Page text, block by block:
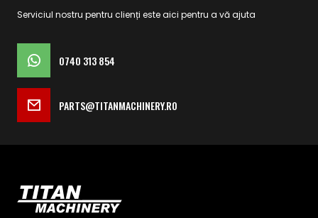
Serviciul nostru pentru clienți este aici pentru a vă ajuta
0740 313 854
PARTS@TITANMACHINERY.RO